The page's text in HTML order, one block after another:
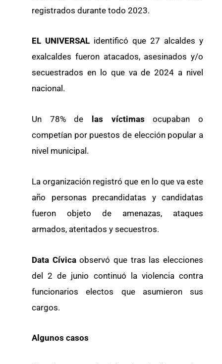
registrados durante todo 2023.
EL UNIVERSAL identificó que 27 alcaldes y
exalcaldes fueron atacados, asesinados y/o
secuestrados en lo que va de 2024 a nivel
nacional.
Un 78% de las víctimasocupaban o
competían por puestos de elección popular a
nivel municipal.
La organización registró que en lo que va este
año personas precandidatas y candidatas
fueron objeto de amenazas, ataques
armados, atentados y secuestros.
Data Cívicaobservó que tras las elecciones
del 2 de junio continuó la violencia contra
funcionarios electos que asumieron sus
cargos.
Algunos casos